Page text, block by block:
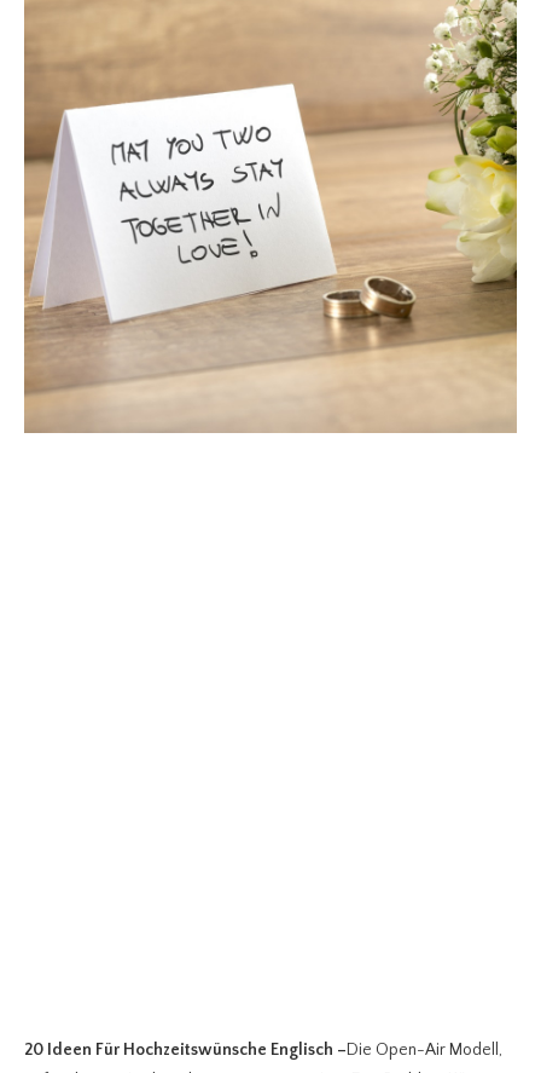
20 Ideen Für Hochzeitswünsche Englisch –Die Open-Air Modell,